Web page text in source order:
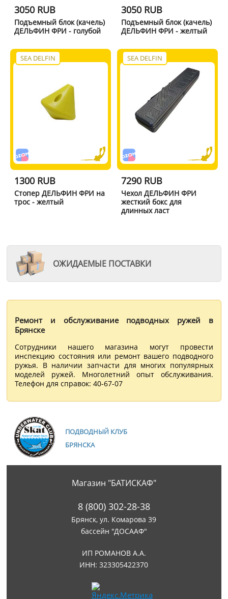
3050 RUB
Подъемный блок (качель)
ДЕЛЬФИН ФРИ - голубой
3050 RUB
Подъемный блок (качель)
ДЕЛЬФИН ФРИ - желтый
SEA DELFIN
1300 RUB
Стопер ДЕЛЬФИН ФРИ на
трос - желтый
SEA DELFIN
7290 RUB
Чехол ДЕЛЬФИН ФРИ
жесткий бокс для
длинных ласт
ОЖИДАЕМЫЕ ПОСТАВКИ
Ремонт и обслуживание подводных ружей в
Брянске
Сотрудники нашего магазина могут провести
инспекцию состояния или ремонт вашего подводного
ружья. В наличии запчасти для многих популярных
моделей ружей. Многолетний опыт обслуживания.
Телефон для справок: 40-67-07
ПОДВОДНЫЙ КЛУБ
БРЯНСКА
Магазин "БАТИСКАФ"
8 (800) 302-28-38
Брянск, ул. Комарова 39
бассейн "ДОСААФ"
ИП РОМАНОВ А.А.
ИНН: 323305422370